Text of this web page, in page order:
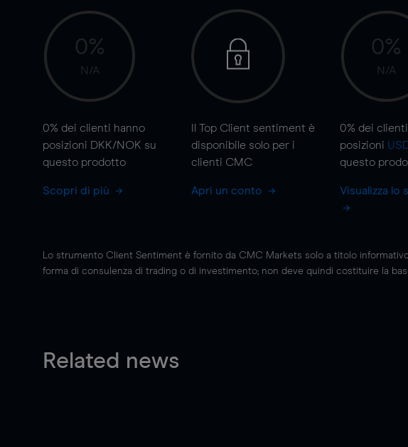
0%
N/A
0% dei clienti hanno
posizioni DKK/NOK su
questo prodotto
Scopri di più
Il Top Client sentiment è
disponibile solo per i
clienti CMC
Apri un conto
0%
N/A
0% dei
posizioni
questo
Visualizza lo
Lo strumento Client Sentiment è fornito da CMC Markets solo a titolo
forma di consulenza di trading o di investimento; non deve quindi costituire la
Related news